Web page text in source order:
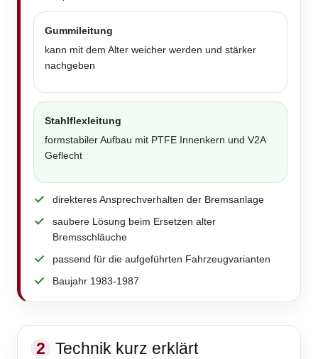
Gummileitung
kann mit dem Alter weicher werden und stärker
nachgeben
Stahlflexleitung
formstabiler Aufbau mit PTFE Innenkern und V2A
Geflecht
direkteres Ansprechverhalten der Bremsanlage
saubere Lösung beim Ersetzen alter
Bremsschläuche
passend für die aufgeführten Fahrzeugvarianten
Baujahr 1983-1987
2 Technik kurz erklärt